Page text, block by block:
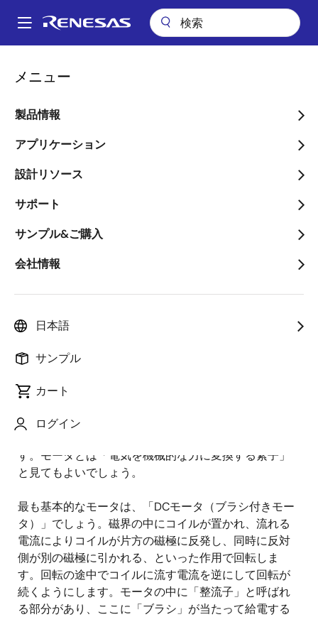
ン
Main
メニュー
製品情報
アプリケーション
設計リソース
サポート
サンプル&ご購入
会社情報
日本語
サンプル
カート
ログイン
パ
ン
く
ず
るのがモータです。いろいろな種類のモータがありま
すが、「BLDCモータ」は効率が高く制御性が良いの
で、さまざまな用途に広く利用され、低消費電力化も
期待できます。
モータは力を得るデバイスの一
種
電気・電子を扱う機器に、現実の世界で何かをさせよ
「力」に変えるにはどうしたらよいでしょう。信号を
す。モータとは「電気を機械的な力に変換する素子」
と見てもよいでしょう。
最も基本的なモータは、「DCモータ（ブラシ付きモー
タ）」でしょう。磁界の中にコイルが置かれ、流れる
電流によりコイルが片方の磁極に反発し、同時に反対
側が別の磁極に引かれる、といった作用で回転しま
す。回転の途中でコイルに流す電流を逆にして回転が
続くようにします。モータの中に「整流子」と呼ばれ
る部分があり、ここに「ブラシ」が当たって給電する